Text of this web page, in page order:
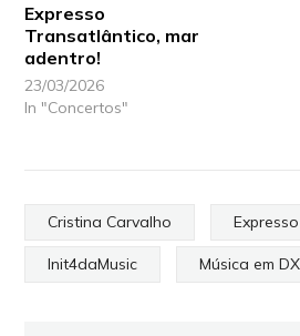
Expresso
Transatlântico, mar
adentro!
23/03/2026
In "Concertos"
Cristina Carvalho
Init4daMusic Música em DX